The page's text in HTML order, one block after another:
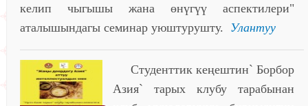
келип чыгышы жана өнүгүү аспектилери"
аталышындагы семинар уюштурушту. Улантуу
Студенттик кеңештин` Борбор
Азия` тарых клубу тарабынан